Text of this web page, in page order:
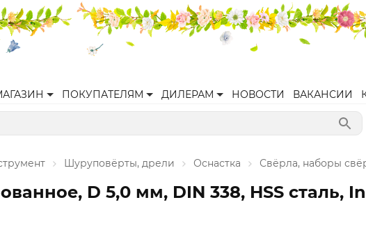
ПОКУПАТЕЛЯМ ДИЛЕРАМ НОВОСТИ ВАКАНСИИ
Шуруповёрты, дрели Оснастка Свёрла, наборы
D 5,0 мм, DIN 338, HSS сталь,